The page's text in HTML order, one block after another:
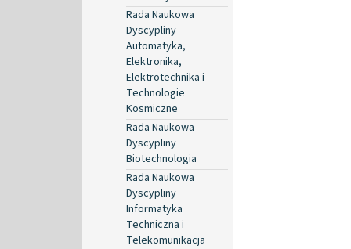
Rada Naukowa
Dyscypliny
Automatyka,
Elektronika,
Elektrotechnika i
Technologie
Kosmiczne
Rada Naukowa
Dyscypliny
Biotechnologia
Rada Naukowa
Dyscypliny
Informatyka
Techniczna i
Telekomunikacja